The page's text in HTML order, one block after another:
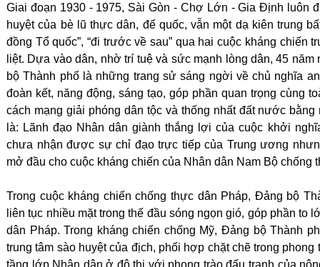
Giai đoạn 1930 - 1975, Sài Gòn - Chợ Lớn - Gia Định luôn
huyệt của bè lũ thực dân, đế quốc, vẫn một dạ kiên trung
đồng Tổ quốc”, “đi trước về sau” qua hai cuộc kháng chiến
liệt. Dựa vào dân, nhờ trí tuệ và sức mạnh lòng dân, 45
bộ Thành phố là những trang sử sáng ngời về chủ nghĩa
đoàn kết, năng động, sáng tạo, góp phần quan trọng cùng
cách mạng giải phóng dân tộc và thống nhất đất nước
là: Lãnh đạo Nhân dân giành thắng lợi của cuộc khởi
chưa nhận được sự chỉ đạo trực tiếp của Trung ương
mở đầu cho cuộc kháng chiến của Nhân dân Nam Bộ chống
Trong cuộc kháng chiến chống thực dân Pháp, Đảng bộ
liên tục nhiều mặt trong thế đầu sóng ngọn gió, góp phần to
dân Pháp. Trong kháng chiến chống Mỹ, Đảng bộ Thành
trung tâm sào huyệt của địch, phối hợp chặt chẽ trong
tầng lớp Nhân dân ở đô thị với phong trào đấu tranh của